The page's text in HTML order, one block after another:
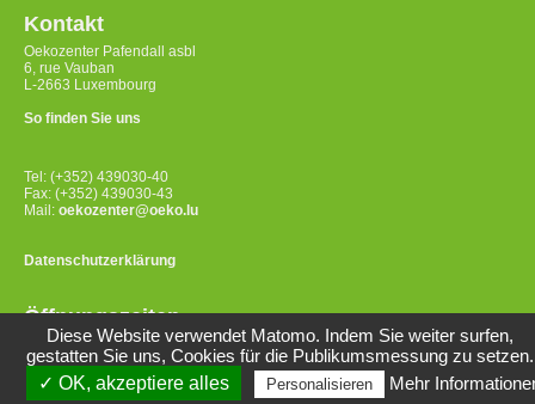
Kontakt
Oekozenter Pafendall asbl
6, rue Vauban
L-2663 Luxembourg
So finden Sie uns
Tel: (+352) 439030-40
Fax: (+352) 439030-43
Mail: oekozenter@oeko.lu
Datenschutzerklärung
Öffnungszeiten
Montag bis Freitag
8:00-12:00 Uhr / 14:00-17:00 Uhr
Diese Website verwendet Matomo. Indem Sie weiter surfen,
gestatten Sie uns, Cookies für die Publikumsmessung zu setzen.
✓ OK, akzeptiere alles
Personalisieren Mehr